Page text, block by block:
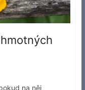
na něj